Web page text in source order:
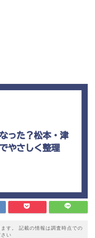
す。 記載の情報は調査時点での
い